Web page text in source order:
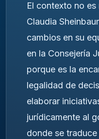
El contexto no
Claudia
cambios en su
en la Consejería
porque es la
legalidad de
elaborar
jurídicamente al
donde se